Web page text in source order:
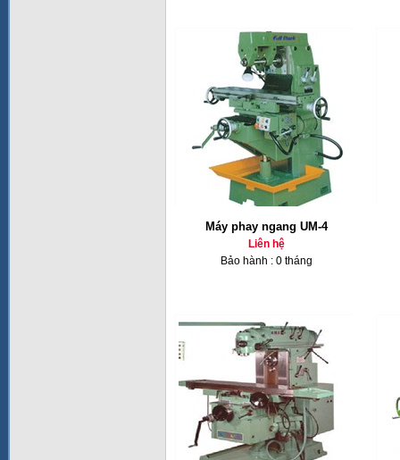
Máy phay ngang UM-4
Liên hệ
Bảo hành : 0 tháng